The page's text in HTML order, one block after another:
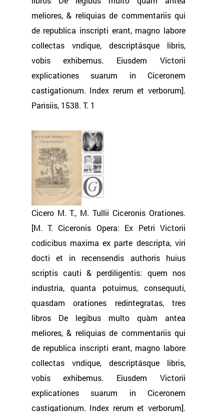
meliores, & reliquias de commentariis qui
de republica inscripti erant, magno labore
collectas vndique, descriptásque libris,
vobis exhibemus. Eiusdem Victorii
explicationes suarum in Ciceronem
castigationum. Index rerum et verborum].
Parisiis, 1538. Т. 1
Cicero M. T., M. Tullii Ciceronis Orationes.
[M. T. Ciceronis Opera: Ex Petri Victorii
codicibus maxima ex parte descripta, viri
docti et in recensendis authoris huius
scriptis cauti & perdiligentis: quem nos
industria, quanta potuimus, consequuti,
quasdam orationes redintegratas, tres
libros De legibus multo quàm antea
meliores, & reliquias de commentariis qui
de republica inscripti erant, magno labore
collectas vndique, descriptásque libris,
vobis exhibemus. Eiusdem Victorii
explicationes suarum in Ciceronem
castigationum. Index rerum et verborum].